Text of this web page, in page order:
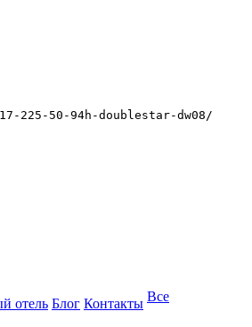
225-50-94h-doublestar-dw08/
отель Блог Контакты Все